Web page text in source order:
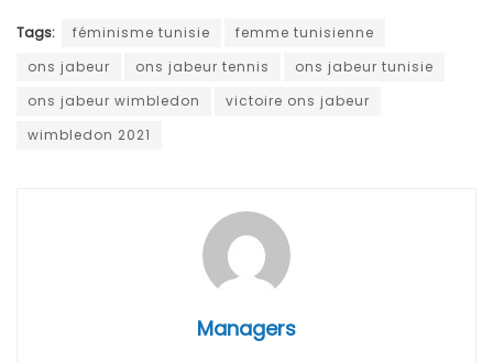
Tags: féminisme tunisie
femme tunisienne
ons jabeur
ons jabeur tennis
ons jabeur tunisie
ons jabeur wimbledon
victoire ons jabeur
wimbledon 2021
Managers